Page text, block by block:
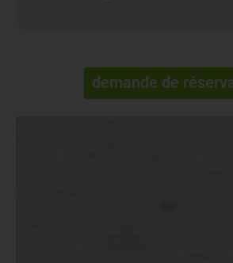
demande de